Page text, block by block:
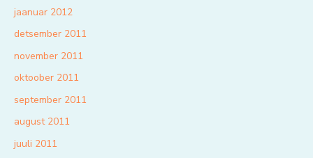
jaanuar 2012
detsember 2011
november 2011
oktoober 2011
september 2011
august 2011
juuli 2011